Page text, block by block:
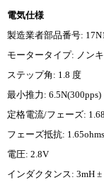
電気仕様
製造業者部品番号:
モータータイプ: ノン
ステップ角: 1.8 度
最小推力: 6.5N(300pps)
定格電流/フェーズ:
フェーズ抵抗: 1.65ohms
電圧: 2.8V
インダクタンス: 3mH ±